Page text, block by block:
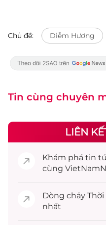
Chủ đề: Diễm Hương
Tin cùng chuyên
LIÊN
Khám phá tin
cùng
Dòng chảy Thời
nhất